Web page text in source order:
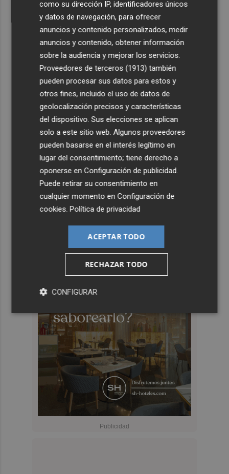
como su dirección IP, identificadores únicos
y datos de navegación, para ofrecer
anuncios y contenido personalizados, medir
anuncios y contenido, obtener información
sobre la audiencia y mejorar los servicios.
Proveedores de terceros (1913) también
pueden procesar sus datos para estos y
otros fines, incluido el uso de datos de
geolocalización precisos y características
del dispositivo. Sus elecciones se aplican
solo a este sitio web. Algunos proveedores
pueden basarse en el interés legítimo en
lugar del consentimiento; tiene derecho a
oponerse enConfiguración de publicidad.
Puede retirar su consentimiento en
cualquier momento enConfiguración de
cookies.Política de privacidad
ACEPTAR TODO
RECHAZAR TODO
CONFIGURAR